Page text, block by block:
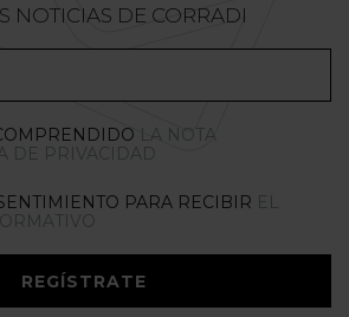
NOTICIAS DE CORRADI
LA NOTA
DE PRIVACIDAD
PARA RECIBIR EL
REGÍSTRATE